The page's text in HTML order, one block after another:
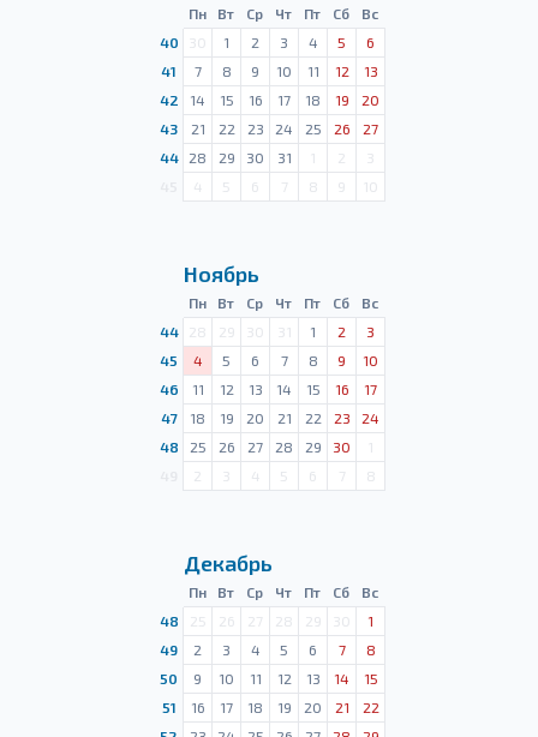
Пн Вт Ср Чт Пт Сб
Вс
40
30 1 2 3 4 5
6
41
7 8 9 10 11 12
13
42
14 15 16 17 18 19
20
43
21 22 23 24 25 26
27
44
28 29 30 31 1 2
3
4 5 6 7 8 9 10
Ноябрь
Пн Вт Ср Чт Пт Сб
Вс
44
28 29 30 31 1 2
3
45
4 5 6 7 8 9
10
46
11 12 13 14 15 16
17
47
18 19 20 21 22 23
24
48
25 26 27 28 29 30
1
2 3 4 5 6 7 8
Декабрь
Пн Вт Ср Чт Пт Сб
Вс
48
25 26 27 28 29 30
1
49
2 3 4 5 6 7
8
50
9 10 11 12 13 14
15
51
16 17 18 19 20 21
22